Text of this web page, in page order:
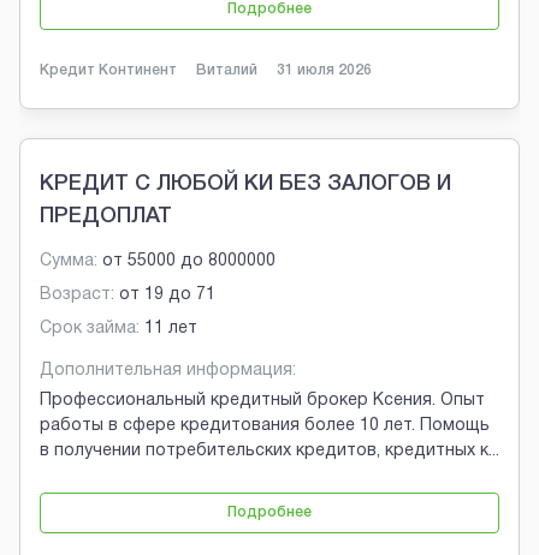
Подробнее
Кредит Континент Виталий 31 июля 2026
КРЕДИТ С ЛЮБОЙ КИ БЕЗ ЗАЛОГОВ И
ПРЕДОПЛАТ
Сумма: от 55000 до 8000000
Возраст: от 19 до 71
Срок займа: 11 лет
Дополнительная информация:
Профессиональный кредитный брокер Ксения. Опыт
работы в сфере кредитования более 10 лет. Помощь
в получении потребительских кредитов, кредитных к...
Подробнее